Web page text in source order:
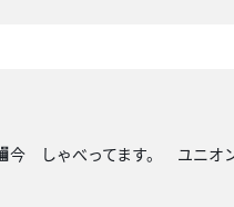
今 しゃべってます。 ユニ